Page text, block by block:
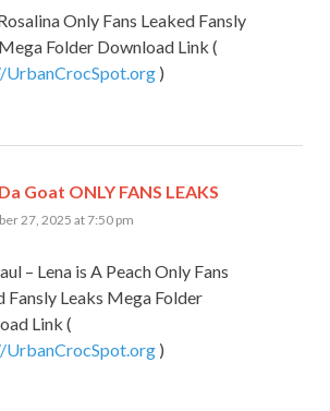
Only Fans Leaked Fansly
Folder Download Link (
)
Goat ONLY FANS LEAKS
27, 2025 at 7:50 pm
– Lena is A Peach Only Fans
Fansly Leaks Mega Folder
Link (
)